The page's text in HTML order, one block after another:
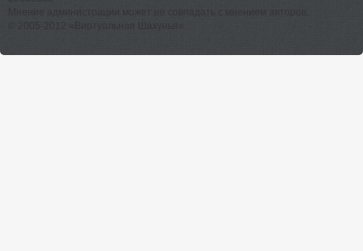
Мнение администрации может не совпадать с мнением авторов.
© 2005-2012 «Виртуальная Шахунья»